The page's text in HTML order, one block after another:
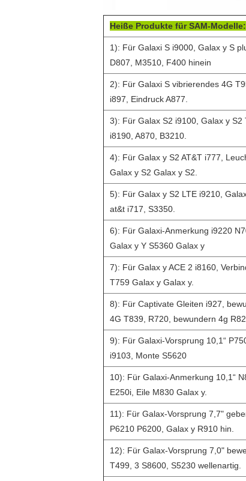
Heiße Produkte für SAM-Modelle:
1): Für Galaxi S i9000, Galax y S
D807, M3510, F400 hinein
2): Für Galaxi S vibrierendes 4G
i897, Eindruck A877.
3): Für Galax S2 i9100, Galax y
i8190, A870, B3210.
4): Für Galax y S2 AT&T i777,
Galax y S2 Galax y S2.
5): Für Galax y S2 LTE i9210,
at&t i717, S3350.
6): Für Galaxi-Anmerkung i9220
Galax y Y S5360 Galax y
7): Für Galax y ACE 2 i8160,
T759 Galax y Galax y.
8): Für Captivate Gleiten i927,
4G T839, R720, bewundern 4g
9): Für Galaxi-Vorsprung 10,1“
i9103, Monte S5620
10): Für Galaxi-Anmerkung 10,1“
E250i, Eile M830 Galax y.
11): Für Galax-Vorsprung 7,7"
P6210 P6200, Galax y R910 hin.
12): Für Galax-Vorsprung 7,0"
T499, 3 S8600, S5230 wellenartig.